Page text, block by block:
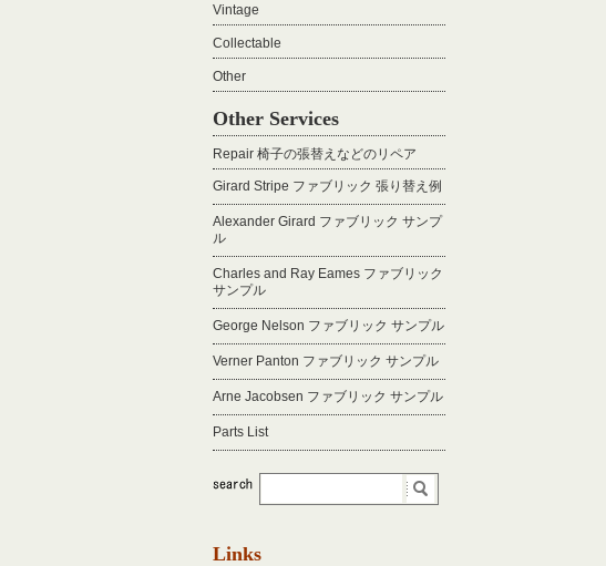
Vintage
Collectable
Other
Other Services
Repair 椅子の張替えなどのリペア
Girard Stripe ファブリック 張り替え例
Alexander Girard ファブリック サンプ
ル
Charles and Ray Eames ファブリック
サンプル
George Nelson ファブリック サンプル
Verner Panton ファブリック サンプル
Arne Jacobsen ファブリック サンプル
Parts List
Links